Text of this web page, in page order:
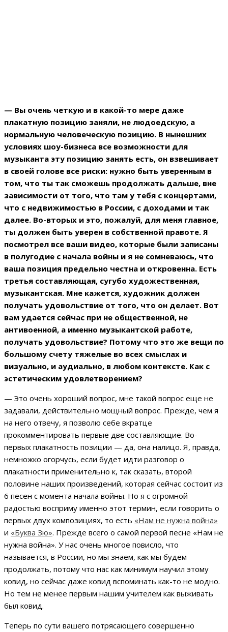
— Вы очень четкую и в какой-то мере даже
плакатную позицию заняли, не людоедскую, а
нормальную человеческую позицию. В нынешних
условиях шоу-бизнеса все возможности для
музыканта эту позицию занять есть, он взвешивает
в своей голове все риски: нужно быть уверенным в
том, что ты так сможешь продолжать дальше, вне
зависимости от того, что там у тебя с концертами,
что с недвижимостью в России, с доходами и так
далее. Во-вторых и это, пожалуй, для меня главное,
ты должен быть уверен в собственной правоте. Я
посмотрел все ваши видео, которые были записаны
в полугодие с начала войны и я не сомневаюсь, что
ваша позиция предельно честна и откровенна. Есть
третья составляющая, сугубо художественная,
музыкантская. Мне кажется, художник должен
получать удовольствие от того, что он делает. Вот
вам удается сейчас при не общественной, не
антивоенной, а именно музыкантской работе,
получать удовольствие? Потому что это же вещи по
большому счету тяжелые во всех смыслах и
визуально, и аудиально, в любом контексте. Как с
эстетическим удовлетворением?
— Это очень хороший вопрос, мне такой вопрос еще не
задавали, действительно мощный вопрос. Прежде, чем я
на него отвечу, я позволю себе вкратце
прокомментировать первые две составляющие. Во-
первых плакатность позиции — да, она налицо. Я, правда,
немножко огорчусь, если будет идти разговор о
плакатности применительно к, так сказать, второй
половине наших произведений, которая сейчас состоит из
6 песен с момента начала войны. Но я с огромной
радостью восприму именно этот термин, если говорить о
первых двух композициях, то есть «Нам не нужна война»
и «Буква Зю». Прежде всего о самой первой песне «Нам не
нужна война». У нас очень многое повисло, что
называется, в России, но мы знаем, как мы будем
продолжать, потому что нас как минимум научил этому
ковид, но сейчас даже ковид вспоминать как-то не модно.
Но тем не менее первым нашим учителем как выживать
был ковид.
Теперь по сути вашего потрясающего совершенно